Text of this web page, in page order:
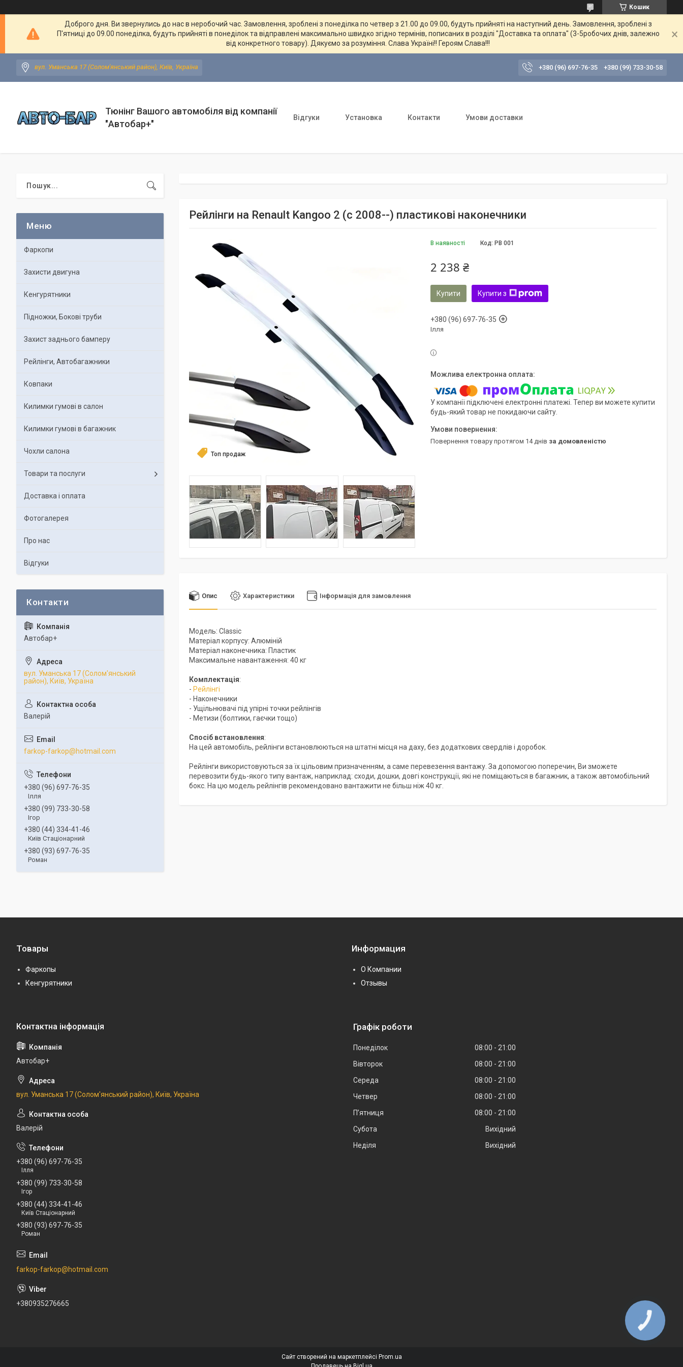
Кошик
Доброго дня. Ви звернулись до нас в неробочий час. Замовлення, зроблені з понеділка по четвер з 21.00 до 09.00, будуть прийняті на наступний день. Замовлення, зроблені з
П'ятниці до 09.00 понеділка, будуть прийняті в понеділок та відправлені максимально швидко згідно термінів, пописаних в розділі "Доставка та оплата" (3-5робочих днів, залежно
від конкретного товару). Дякуємо за розуміння. Слава Україні!! Героям Слава!!!
вул. Уманська 17 (Солом'янський район), Київ, Україна +380 (96) 697-76-35 +380 (99) 733-30-58
Тюнінг Вашого автомобіля від компанії
"Автобар+"
Відгуки Установка Контакти Умови доставки
Рейлінги на Renault Kangoo 2 (c 2008--) пластикові наконечники
Топ продаж
В наявності Код: PB 001
2 238 ₴
Купити Купити з
+380 (96) 697-76-35
Ілля
У компанії підключені електронні платежі. Тепер ви можете купити
будь-який товар не покидаючи сайту.
повернення товару протягом 14 днів за домовленістю
Опис Характеристики Інформація для замовлення
Модель: Classic
Матеріал корпусу: Алюміній
Матеріал наконечника: Пластик
Максимальне навантаження: 40 кг
Комплектація:
- Рейлінгі
- Наконечники
- Ущільнювачі під упірні точки рейлінгів
- Метизи (болтики, гаєчки тощо)
Спосіб встановлення:
На цей автомобіль, рейлінги встановлюються на штатні місця на даху, без додаткових свердлів і доробок.
Рейлінги використовуються за їх цільовим призначенням, а саме перевезення вантажу. За допомогою поперечин, Ви зможете
перевозити будь-якого типу вантаж, наприклад: сходи, дошки, довгі конструкції, які не поміщаються в багажник, а також автомобільний
бокс. На цю модель рейлінгів рекомендовано вантажити не більш ніж 40 кг.
Фаркопи
Захисти двигуна
Кенгурятники
Підножки, Бокові труби
Захист заднього бамперу
Рейлінги, Автобагажники
Ковпаки
Килимки гумові в салон
Килимки гумові в багажник
Чохли салона
Товари та послуги
Доставка і оплата
Фотогалерея
Про нас
Відгуки
Автобар+
вул. Уманська 17 (Солом'янський
район), Київ, Україна
Валерій
farkop-farkop@hotmail.com
+380 (96) 697-76-35
Ілля
+380 (99) 733-30-58
Ігор
+380 (44) 334-41-46
Київ Стаціонарний
+380 (93) 697-76-35
Роман
Товары
Фаркопы
Кенгурятники
Информация
О Компании
Отзывы
Автобар+
вул. Уманська 17 (Солом'янський район), Київ, Україна
Валерій
+380 (96) 697-76-35
Ілля
+380 (99) 733-30-58
Ігор
+380 (44) 334-41-46
Київ Стаціонарний
+380 (93) 697-76-35
Роман
farkop-farkop@hotmail.com
+380935276665
Графік роботи
Понеділок 08:00
21:00
Вівторок
08:00
21:00
Середа
08:00
21:00
Четвер
08:00
21:00
Пʼятниця
08:00
21:00
Субота
Вихідний
Неділя
Вихідний
Сайт створений на маркетплейсі Prom.ua